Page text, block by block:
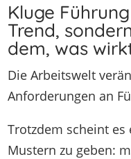
Kluge
Trend,
dem, was
Die Arbeitswelt
Anforderungen an
Trotzdem scheint es
Mustern zu geben: